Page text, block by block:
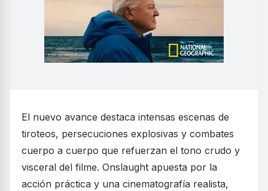
El nuevo avance destaca intensas escenas de
tiroteos, persecuciones explosivas y combates
cuerpo a cuerpo que refuerzan el tono crudo y
visceral del filme. Onslaught apuesta por la
acción práctica y una cinematografía realista,